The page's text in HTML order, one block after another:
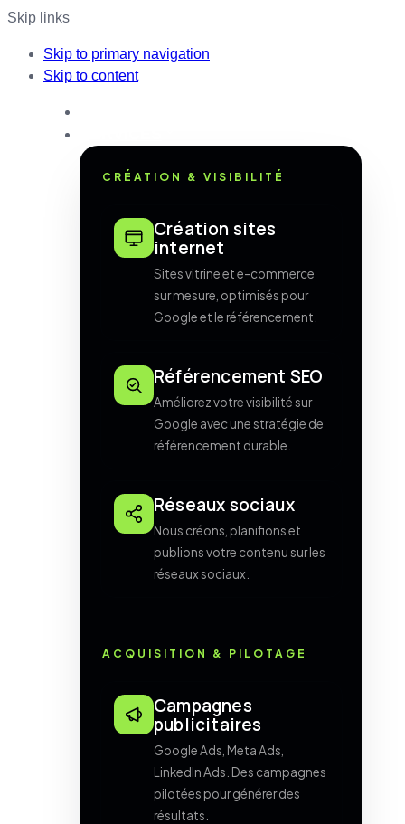
Skip links
Skip to primary navigation
Skip to content
CRÉATION & VISIBILITÉ
Création sites
internet
Sites vitrine et e-commerce
sur mesure, optimisés pour
Google et le référencement.
Référencement SEO
Améliorez votre visibilité sur
Google avec une stratégie de
référencement durable.
Réseaux sociaux
Nous créons, planifions et
publions votre contenu sur les
réseaux sociaux.
ACQUISITION & PILOTAGE
Campagnes
publicitaires
Google Ads, Meta Ads,
LinkedIn Ads. Des campagnes
pilotées pour générer des
résultats.